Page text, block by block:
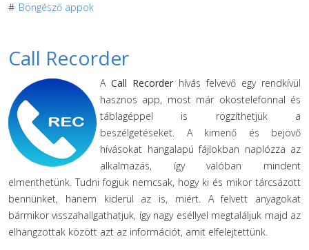
# Böngésző appok
Call Recorder
A Call Recorder hívás felvevő egy rendkívül
hasznos app, most már okostelefonnal és
táblagéppel is rögzíthetjük a
beszélgetéseket. A kimenő és bejövő
hívásokat hangalapú fájlokban naplózza az
alkalmazás, így valóban mindent
elmenthetünk. Tudni fogjuk nemcsak, hogy ki és mikor tárcsázott
bennünket, hanem kiderül az is, miért. A felvett anyagokat
bármikor visszahallgathatjuk, így nagy eséllyel megtaláljuk majd az
elhangzottak között azt az információt, amit elfelejtettünk.